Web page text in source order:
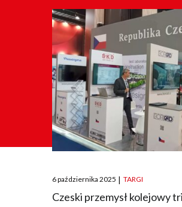
Posted
on
6 października 2025 | TARGI
Czeski przemysł kolejowy